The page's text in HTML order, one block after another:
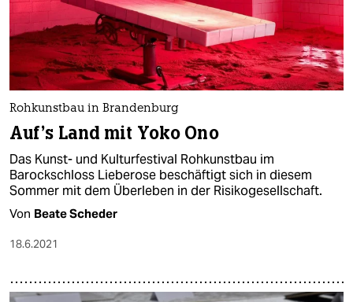
Rohkunstbau in Brandenburg
Auf's Land mit Yoko Ono
Das Kunst- und Kulturfestival Rohkunstbau im
Barockschloss Lieberose beschäftigt sich in diesem
Sommer mit dem Überleben in der Risikogesellschaft.
Von Beate Scheder
18.6.2021